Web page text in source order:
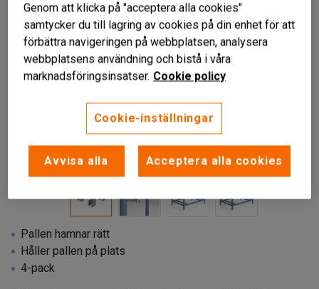
Pallen hamnar rätt
Håller pallen på plats
4-pack
Genom att klicka på "acceptera alla cookies"
samtycker du till lagring av cookies på din enhet för att
förbättra navigeringen på webbplatsen, analysera
webbplatsens användning och bistå i våra
marknadsföringsinsatser. Cookie policy
Cookie-inställningar
Avvisa alla Acceptera alla cookies